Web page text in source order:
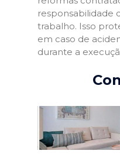
responsabilidade
trabalho. Isso
em caso de
durante a